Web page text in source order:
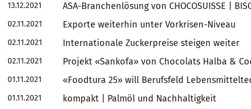
13.12.2021 ASA-Branchenlösung von CHOCOSUISSE |
02.11.2021 Exporte weiterhin unter Vorkrisen-Niveau
02.11.2021 Internationale Zuckerpreise steigen weiter
02.11.2021 Projekt «Sankofa» von Chocolats Halba &
01.11.2021 «Foodtura 25» will Berufsfeld
01.11.2021 kompakt | Palmöl und Nachhaltigkeit